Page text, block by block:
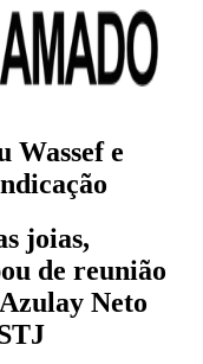
Wassef e
joias,
de reunião
Neto